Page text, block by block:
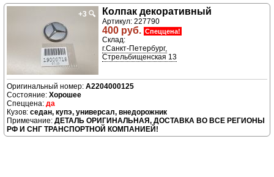
+3 🔍 Колпак декоративный
Артикул: 227790
400 руб. Спеццена!
Склад:
г.Санкт-Петербург,
Стрельбищенская 13
A2204000125
Хорошее
да
седан, купэ, универсал, внедорожник
ДЕТАЛЬ ОРИГИНАЛЬНАЯ, ДОСТАВКА ВО ВСЕ РЕГИОНЫ
РФ И СНГ ТРАНСПОРТНОЙ КОМПАНИЕЙ!